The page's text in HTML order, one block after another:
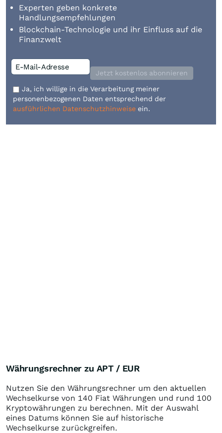
Experten geben konkrete
Handlungsempfehlungen
Blockchain-Technologie und ihr Einfluss auf die
Finanzwelt
Jetzt kostenlos abonnieren
Ja, ich willige in die Verarbeitung meiner
personenbezogenen Daten entsprechend der
ausführlichen Datenschutzhinweise ein.
Währungsrechner zu APT / EUR
Nutzen Sie den Währungsrechner um den aktuellen
Wechselkurse von 140 Fiat Währungen und rund 100
Kryptowährungen zu berechnen. Mit der Auswahl
eines Datums können Sie auf historische
Wechselkurse zurückgreifen.